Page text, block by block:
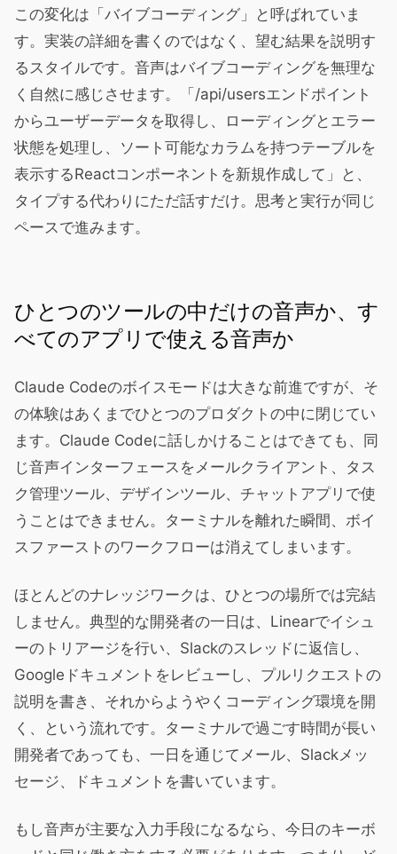
この変化は「バイブコーディング」と呼ばれていま
す。実装の詳細を書くのではなく、望む結果を説明す
るスタイルです。音声はバイブコーディングを無理な
く自然に感じさせます。「/api/usersエンドポイント
からユーザーデータを取得し、ローディングとエラー
状態を処理し、ソート可能なカラムを持つテーブルを
表示するReactコンポーネントを新規作成して」と、
タイプする代わりにただ話すだけ。思考と実行が同じ
ペースで進みます。
ひとつのツールの中だけの音声か、す
べてのアプリで使える音声か
Claude Codeのボイスモードは大きな前進ですが、そ
の体験はあくまでひとつのプロダクトの中に閉じてい
ます。Claude Codeに話しかけることはできても、同
じ音声インターフェースをメールクライアント、タス
ク管理ツール、デザインツール、チャットアプリで使
うことはできません。ターミナルを離れた瞬間、ボイ
スファーストのワークフローは消えてしまいます。
ほとんどのナレッジワークは、ひとつの場所では完結
しません。典型的な開発者の一日は、Linearでイシュ
ーのトリアージを行い、Slackのスレッドに返信し、
Googleドキュメントをレビューし、プルリクエストの
説明を書き、それからようやくコーディング環境を開
く、という流れです。ターミナルで過ごす時間が長い
開発者であっても、一日を通じてメール、Slackメッ
セージ、ドキュメントを書いています。
もし音声が主要な入力手段になるなら、今日のキーボ